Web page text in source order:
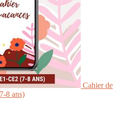
Cahier de
8 ans)